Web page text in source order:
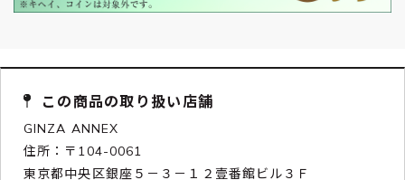
この商品の取り扱い店舗
GINZA ANNEX
住所：〒104-0061
東京都中央区銀座５－３－１２壹番館ビル３Ｆ